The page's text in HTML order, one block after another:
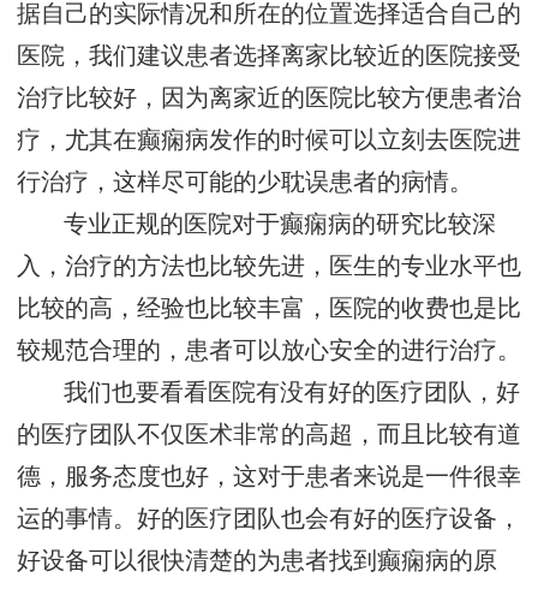
据自己的实际情况和所在的位置选择适合自己的
医院，我们建议患者选择离家比较近的医院接受
治疗比较好，因为离家近的医院比较方便患者治
疗，尤其在癫痫病发作的时候可以立刻去医院进
行治疗，这样尽可能的少耽误患者的病情。
专业正规的医院对于癫痫病的研究比较深
入，治疗的方法也比较先进，医生的专业水平也
比较的高，经验也比较丰富，医院的收费也是比
较规范合理的，患者可以放心安全的进行治疗。
我们也要看看医院有没有好的医疗团队，好
的医疗团队不仅医术非常的高超，而且比较有道
德，服务态度也好，这对于患者来说是一件很幸
运的事情。好的医疗团队也会有好的医疗设备，
好设备可以很快清楚的为患者找到癫痫病的原